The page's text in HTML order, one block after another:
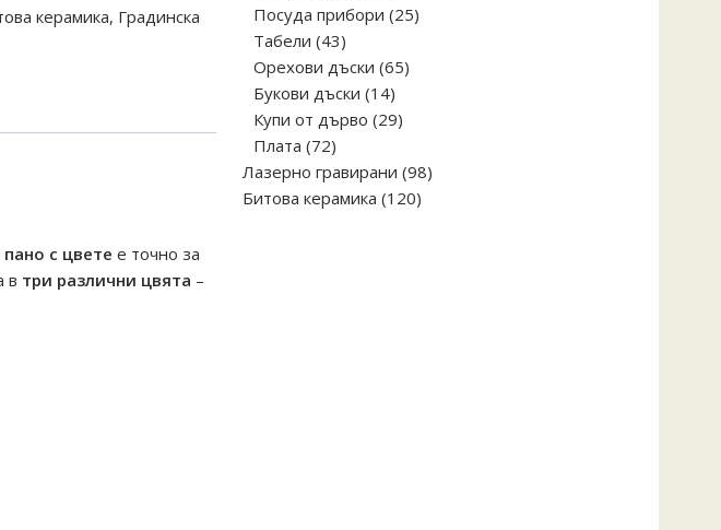
керамика, Градинска
с цвете е точно за
в три различни цвята –
продукта
Посуда прибори 2525
Табели 4343
продукта
Орехови дъски 6565
Букови дъски 1414
продукта
Купи от дърво 2929
Плата 7272
продукта
Лазерно гравирани 9898
Битова керамика 120120